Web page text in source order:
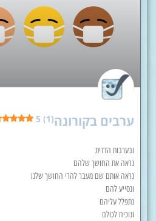
ערבים בקורונה5 (1)
ובערבות הדדית
נראה את החושך שלהם
נראה אותם שם מעבר להרי החושך שלנו
ונסייע להם
נתפלל עליהם
ונוכיח לכולם